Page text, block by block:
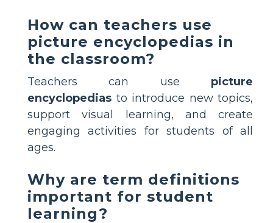
How can teachers use
picture encyclopedias in
the classroom?
Teachers can use picture
encyclopedias to introduce new topics,
support visual learning, and create
engaging activities for students of all
ages.
Why are term definitions
important for student
learning?